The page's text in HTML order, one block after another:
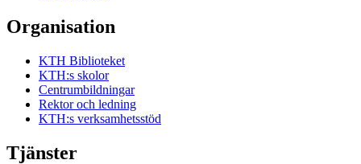
Organisation
KTH Biblioteket
KTH:s skolor
Centrumbildningar
Rektor och ledning
KTH:s verksamhetsstöd
Tjänster